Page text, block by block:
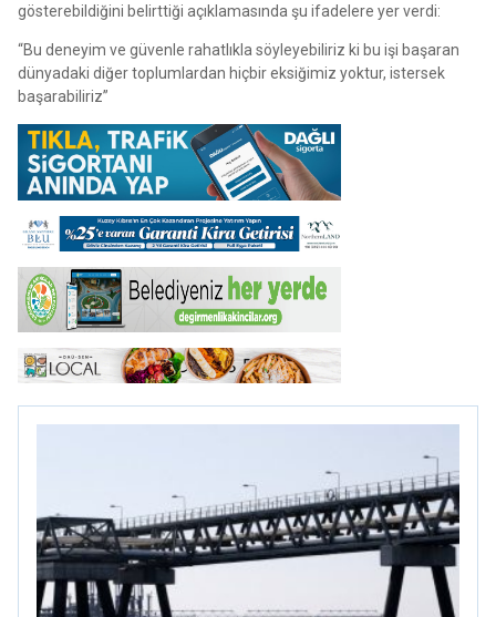
gösterebildiğini belirttiği açıklamasında şu ifadelere yer verdi:
“Bu deneyim ve güvenle rahatlıkla söyleyebiliriz ki bu işi başaran
dünyadaki diğer toplumlardan hiçbir eksiğimiz yoktur, istersek
başarabiliriz”